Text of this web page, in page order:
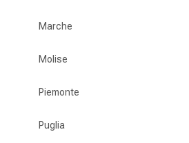
Marche
Molise
Piemonte
Puglia